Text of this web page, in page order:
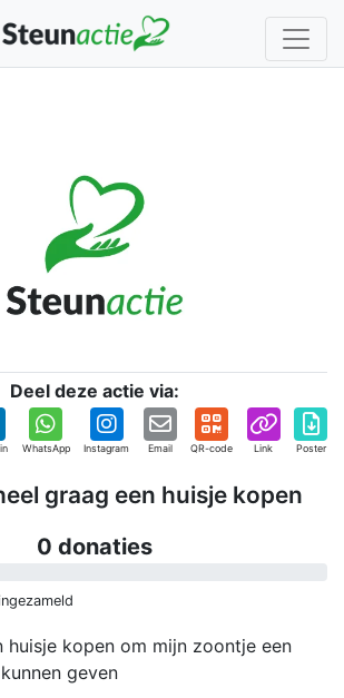
Deel deze actie via:
WhatsApp Instagram Email QR-code Link Poster
graag een huisje kopen
0 donaties
ingezameld
huisje kopen om mijn zoontje een
geven